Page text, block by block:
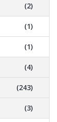
(2)
(1)
(1)
(4)
(243)
(3)